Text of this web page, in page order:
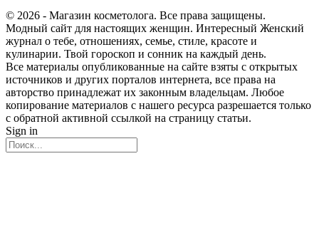
© 2026 - Магазин косметолога. Все права защищены.
Модный сайт для настоящих женщин. Интересный Женский
журнал о тебе, отношениях, семье, стиле, красоте и
кулинарии. Твой гороскоп и сонник на каждый день.
Все материалы опубликованные на сайте взяты с открытых
источников и других порталов интернета, все права на
авторство принадлежат их законным владельцам. Любое
копирование материалов с нашего ресурса разрешается только
с обратной активной ссылкой на страницу статьи.
Sign in